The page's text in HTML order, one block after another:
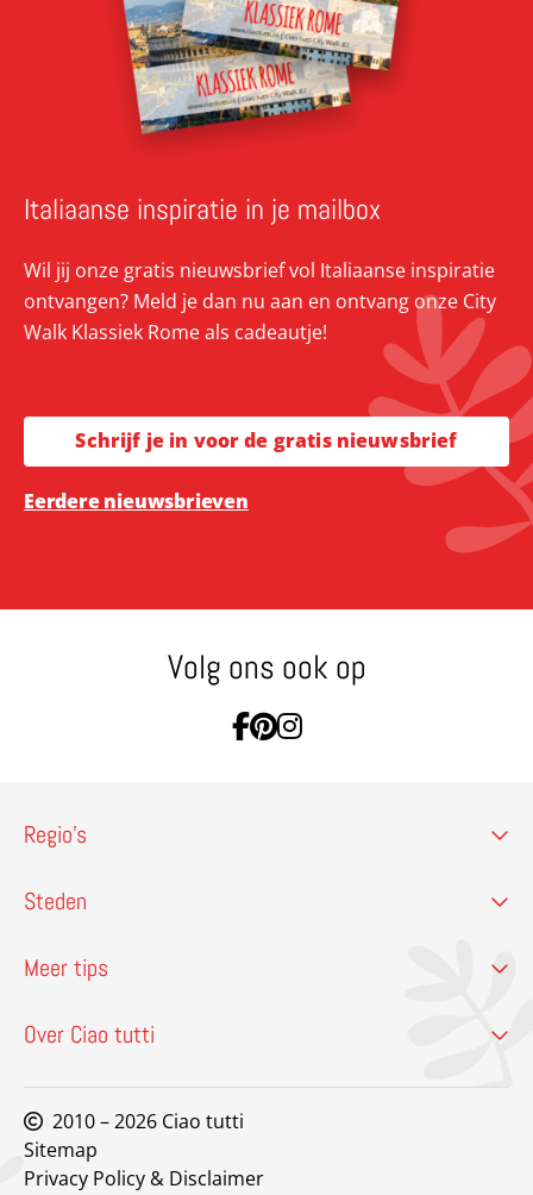
Italiaanse inspiratie in je mailbox
Wil jij onze gratis nieuwsbrief vol Italiaanse inspiratie
ontvangen? Meld je dan nu aan en ontvang onze City
Walk Klassiek Rome als cadeautje!
Schrijf je in voor de gratis nieuwsbrief
Eerdere nieuwsbrieven
Volg ons ook op
Ga naar Facebook
Ga naar Pinterest
Ga naar Instagram
Regio’s
Steden
Meer tips
Over Ciao tutti
2010 – 2026 Ciao tutti
Sitemap
Privacy Policy & Disclaimer